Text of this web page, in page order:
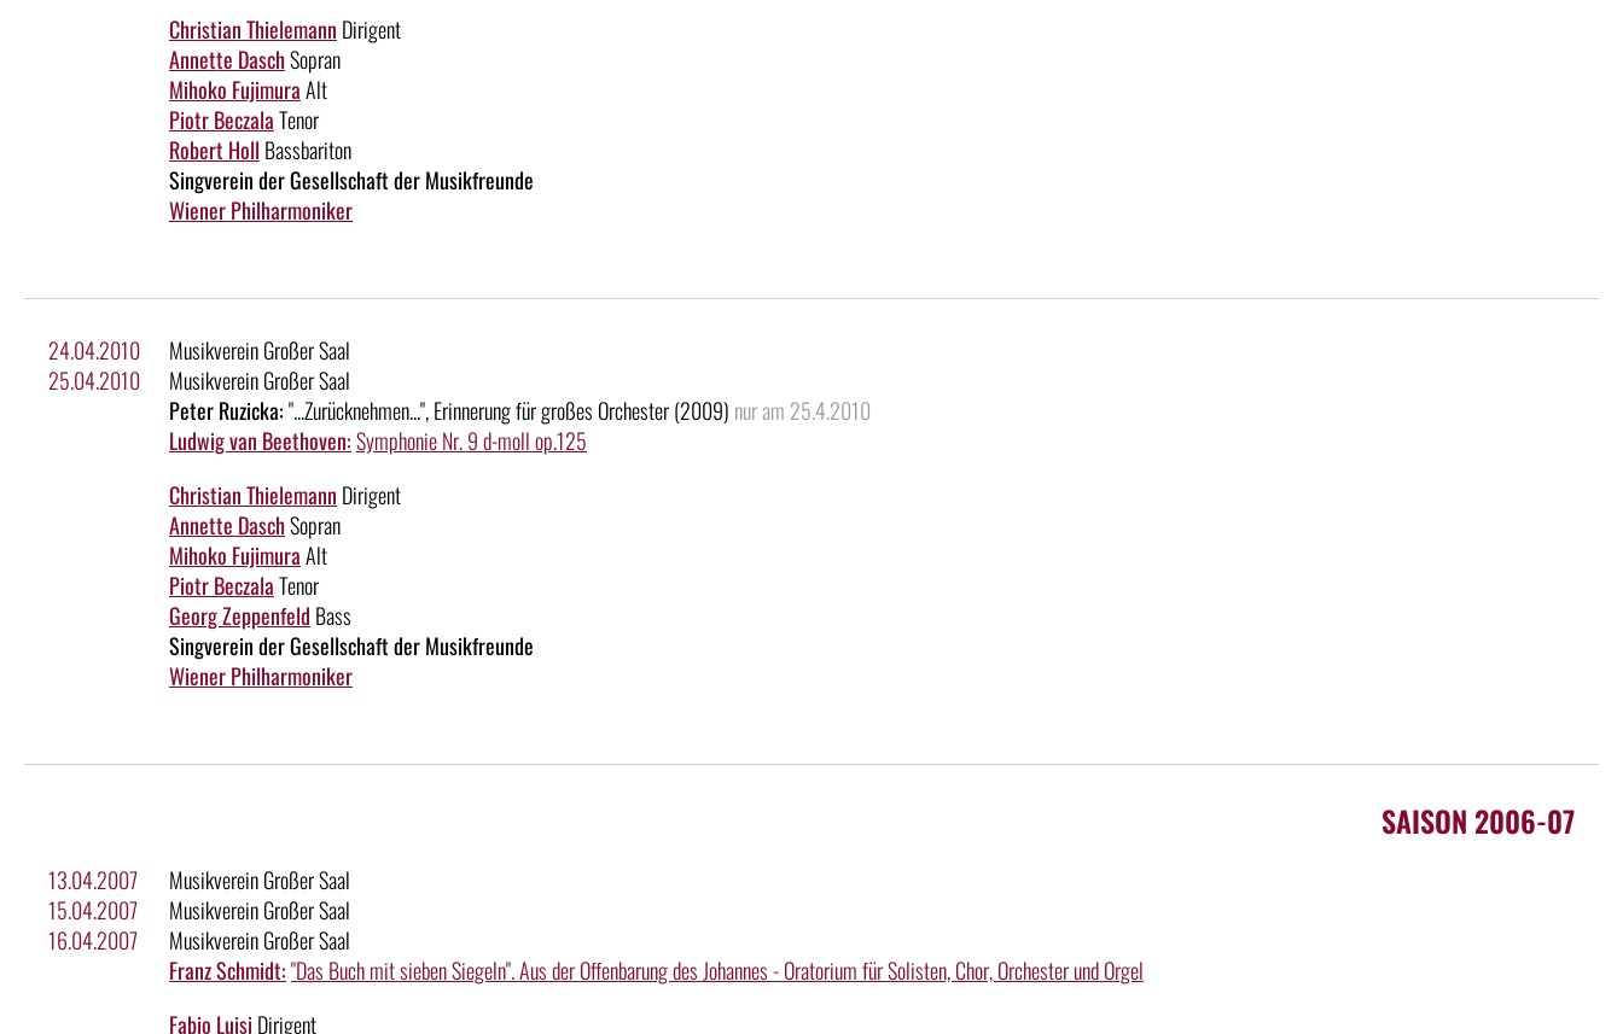
Christian Thielemann Dirigent
Annette DaschSopran
Mihoko FujimuraAlt
Piotr BeczalaTenor
Robert Holl Bassbariton
Singverein der Gesellschaft der Musikfreunde
Wiener Philharmoniker
24.04.2010
Musikverein Großer Saal
25.04.2010
Musikverein Großer Saal
Peter Ruzicka:"...Zurücknehmen...", Erinnerung für großes Orchester (2009) nur am 25.4.2010
Ludwig van Beethoven:Symphonie Nr. 9 d-moll op.125
Christian Thielemann Dirigent
Annette DaschSopran
Mihoko FujimuraAlt
Piotr BeczalaTenor
Georg Zeppenfeld Bass
Singverein der Gesellschaft der Musikfreunde
Wiener Philharmoniker
SAISON 2006-07
13.04.2007
Musikverein Großer Saal
15.04.2007
Musikverein Großer Saal
16.04.2007
Musikverein Großer Saal
Franz Schmidt:"Das Buch mit sieben Siegeln". Aus der Offenbarung des Johannes - Oratorium für Solisten, Chor, Orchester und Orgel
Fabio Luisi Dirigent